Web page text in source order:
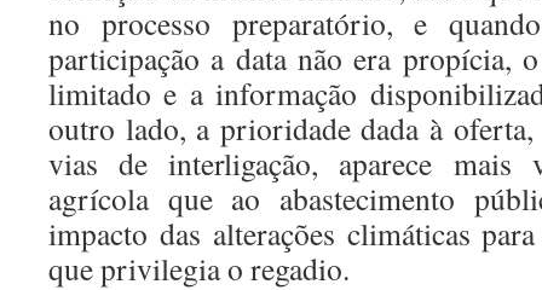
no processo preparatório, e
participação a data não era propícia,
limitado e a informação
outro lado, a prioridade dada à oferta,
vias de interligação, aparece mais
agrícola que ao abastecimento
impacto das alterações climáticas
que privilegia o regadio.